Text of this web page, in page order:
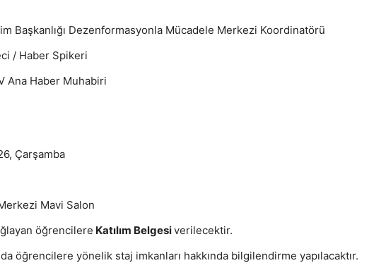
Başkanlığı Dezenformasyonla Mücadele Merkezi Koordinatörü
/ Haber Spikeri
Ana Haber Muhabiri
Çarşamba
Mavi Salon
öğrencilere Katılım Belgesiverilecektir.
öğrencilere yönelik staj imkanları hakkında bilgilendirme yapılacaktır.